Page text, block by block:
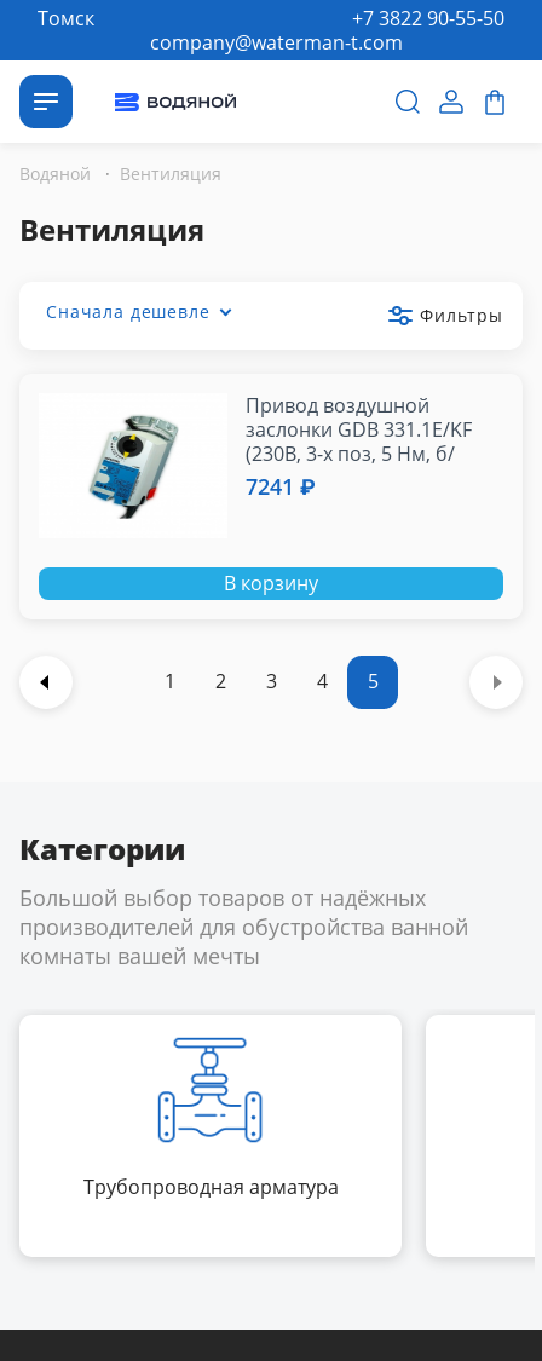
Томск
company@waterman-t.com
+7 3822 90-55-50
Водяной · Вентиляция
Вентиляция
Сначала дешевле Фильтры
Привод воздушной
заслонки GDB 331.1E/KF
(230В, 3-х поз, 5 Нм, б/
возвр. пружины)
7241 ₽
В корзину
1 2 3 4 5
Категории
Большой выбор товаров от надёжных
производителей для обустройства ванной
комнаты вашей мечты
Трубопроводная арматура